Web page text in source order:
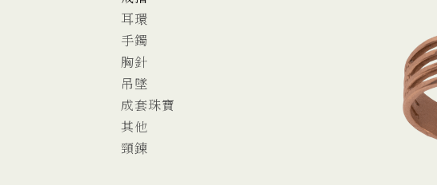
耳環
手鐲
胸針
吊墜
成套珠寶
其他
頸鍊